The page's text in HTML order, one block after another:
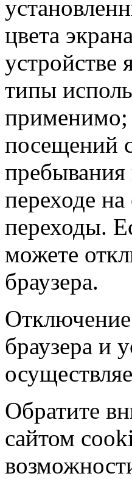
цвета
устройстве
типы
применимо;
посещений
пребывания
переходе
переходы.
можете
браузера.
браузера и
Обратите
сайтом